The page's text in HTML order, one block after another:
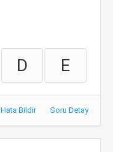
D E
Hata Bildir Soru Detay